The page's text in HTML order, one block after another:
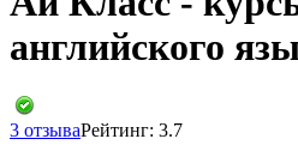
английского
3 отзываРейтинг: 3.7